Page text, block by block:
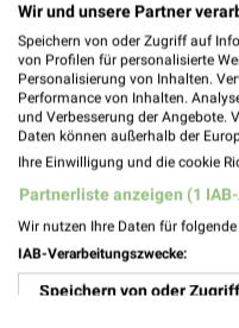
Wir und unsere Partner
Speichern von oder Zugriff auf
von Profilen für personalisierte
Personalisierung von Inhalten.
Performance von Inhalten.
und Verbesserung der Angebote.
Daten können außerhalb der
Ihre Einwilligung und die cookie
Partnerliste anzeigen (1
Wir nutzen Ihre Daten für folgende
IAB-Verarbeitungszwecke:
Speichern von oder